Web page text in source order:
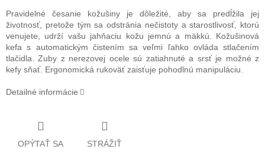
Pravidelné česanie kožušiny je dôležité, aby sa predĺžila jej
životnosť, pretože tým sa odstránia nečistoty a starostlivosť, ktorú
venujete, udrží vašu jahňaciu kožu jemnú a mäkkú. Kožušinová
kefa s automatickým čistením sa veľmi ľahko ovláda stlačením
tlačidla. Zuby z nerezovej ocele sú zatiahnuté a srsť je možné z
kefy sňať. Ergonomická rukoväť zaisťuje pohodlnú manipuláciu.
Detailné informácie
OPÝTAŤ SA STRÁŽIŤ